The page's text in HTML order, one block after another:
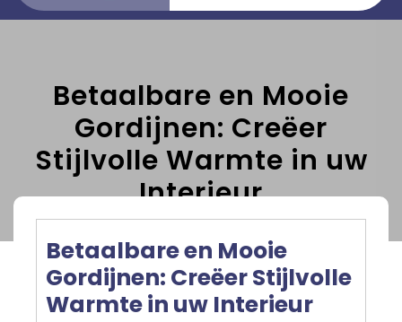
Betaalbare en Mooie
Gordijnen: Creëer
Stijlvolle Warmte in uw
Interieur
Betaalbare en Mooie
Gordijnen: Creëer Stijlvolle
Warmte in uw Interieur